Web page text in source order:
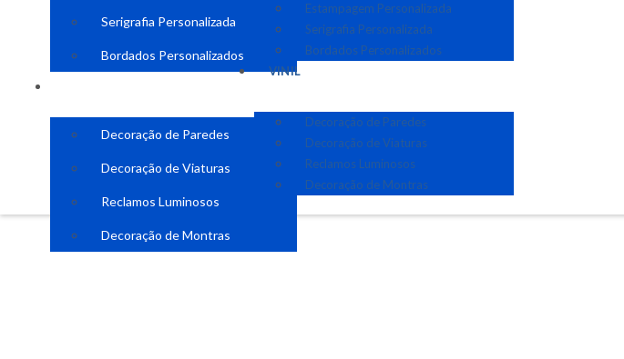
Serigrafia Personalizada
Bordados Personalizados
Decoração de Paredes
Decoração de Viaturas
Reclamos Luminosos
Decoração de Montras
Estampagem Personalizada
Serigrafia Personalizada
Bordados Personalizados
VINIL
Decoração de Paredes
Decoração de Viaturas
Reclamos Luminosos
Decoração de Montras